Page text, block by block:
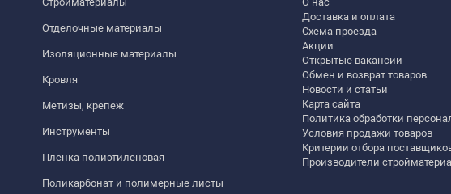
Отделочные материалы
Изоляционные материалы
Кровля
Метизы, крепеж
Инструменты
Пленка полиэтиленовая
Поликарбонат и полимерные листы
Доставка и оплата
Схема проезда
Акции
Открытые вакансии
Обмен и возврат товаров
Новости и статьи
Карта сайта
Политика обработки
Условия продажи товаров
Критерии отбора
Производители